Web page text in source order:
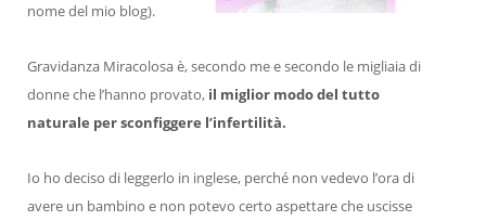
nome del mio blog).
Gravidanza Miracolosa è, secondo me e secondo le migliaia di
donne che l’hanno provato, il miglior modo del tutto
naturale per sconfiggere l’infertilità.
Io ho deciso di leggerlo in inglese, perché non vedevo l’ora di
avere un bambino e non potevo certo aspettare che uscisse